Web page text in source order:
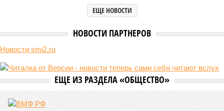
ЕЩЕ НОВОСТИ
НОВОСТИ ПАРТНЕРОВ
Новости smi2.ru
ЕЩЕ ИЗ РАЗДЕЛА «ОБЩЕСТВО»